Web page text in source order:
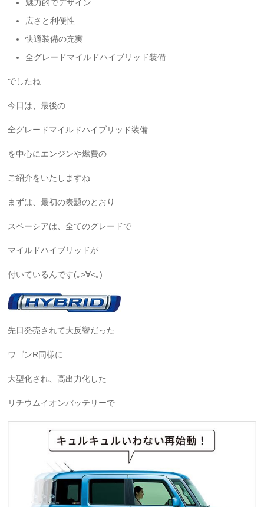
魅力的でデザイン
広さと利便性
快適装備の充実
全グレードマイルドハイブリッド装備
でしたね
今日は、最後の
全グレードマイルドハイブリッド装備
を中心にエンジンや燃費の
ご紹介をいたしますね
まずは、最初の表題のとおり
スペーシアは、全てのグレードで
マイルドハイブリッドが
付いているんです(｡>∀<｡)
先日発売されて大反響だった
ワゴンR同様に
大型化され、高出力化した
リチウムイオンバッテリーで